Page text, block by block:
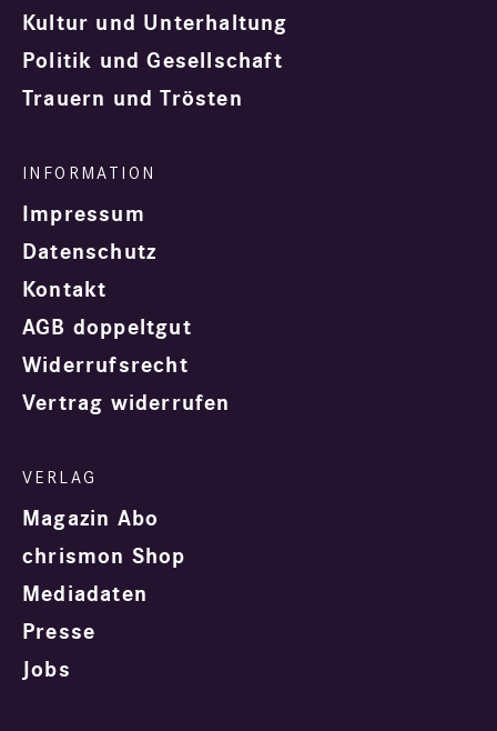
Kultur und Unterhaltung
Politik und Gesellschaft
Trauern und Trösten
Impressum
Datenschutz
Kontakt
AGB doppeltgut
Widerrufsrecht
Vertrag widerrufen
Magazin Abo
chrismon Shop
Mediadaten
Presse
Jobs